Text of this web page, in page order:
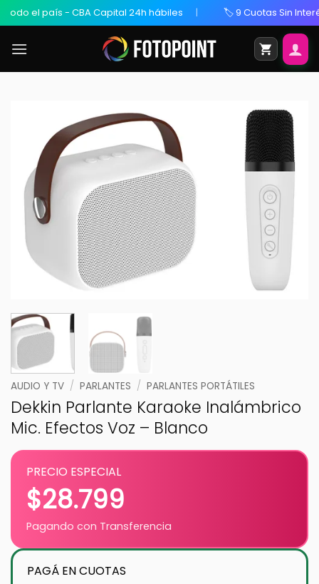
el país - CBA Capital 24h hábiles 🏷️ 9 Cuotas Sin Interés /
AUDIO Y TV / PARLANTES / PARLANTES PORTÁTILES
Dekkin Parlante Karaoke Inalámbrico
Mic. Efectos Voz – Blanco
PRECIO ESPECIAL
$28.799
Pagando con Transferencia
PAGÁ EN CUOTAS